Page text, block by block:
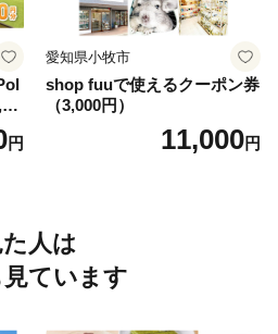
円
愛知県小牧市
shop fuuで使えるクーポン券
（3,000円）
11,000円
人は
ています